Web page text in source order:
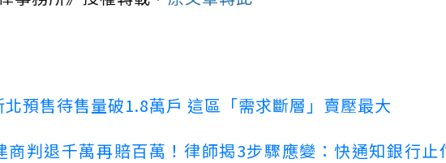
預售待售量破1.8萬戶 這區「需求斷層」賣壓最大
商判退千萬再賠百萬！律師揭3步驟應變：快通知銀行止